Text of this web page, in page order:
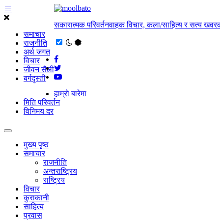
समाचार
राजनीति
अर्थ जगत
विचार
जीवन सैली
बर्गदृस्ती
सकारात्मक परिवर्तनवाहक विचार, कला/साहित्य र सत्य
हाम्राे बारेमा
मिति परिवर्तन
विनिमय दर
मुख्य पृष्ठ
समाचार
राजनीति
अन्तराष्ट्रिय
राष्ट्रिय
विचार
कुराकानी
साहित्य
प्रवास